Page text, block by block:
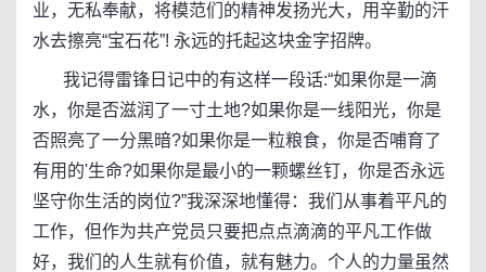
业，无私奉献，将模范们的精神发扬光大，用辛勤的汗
水去擦亮“宝石花”! 永远的托起这块金字招牌。
我记得雷锋日记中的有这样一段话:“如果你是一滴
水，你是否滋润了一寸土地?如果你是一线阳光，你是
否照亮了一分黑暗?如果你是一粒粮食，你是否哺育了
有用的'生命?如果你是最小的一颗螺丝钉，你是否永远
坚守你生活的岗位?”我深深地懂得：我们从事着平凡的
工作，但作为共产党员只要把点点滴滴的平凡工作做
好，我们的人生就有价值，就有魅力。个人的力量虽然